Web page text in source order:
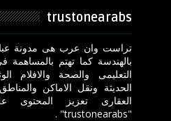
trustonearabs
تراست وان عرب هى مدونة
بالهندسة كما تهتم بالمساهمة
التعليمى والصحة والافلام
الحديثة ونقل الاماكن
العقارى تعزيز المحتوى
"trustonearabs" .